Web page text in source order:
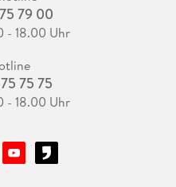
79 00
- 18.00 Uhr
75 75
- 18.00 Uhr